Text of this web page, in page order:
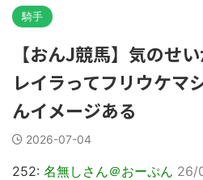
騎手
【おんJ競馬】気のせ
レイラってフリウケマ
んイメージある
2026-07-04
252: 名無しさん＠おーぷん 26/